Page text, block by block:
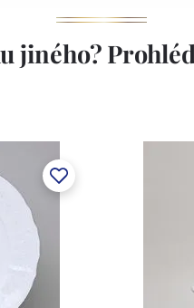
Závod je vybaven
dekorační pecí.
& Restaurant.
jiného?